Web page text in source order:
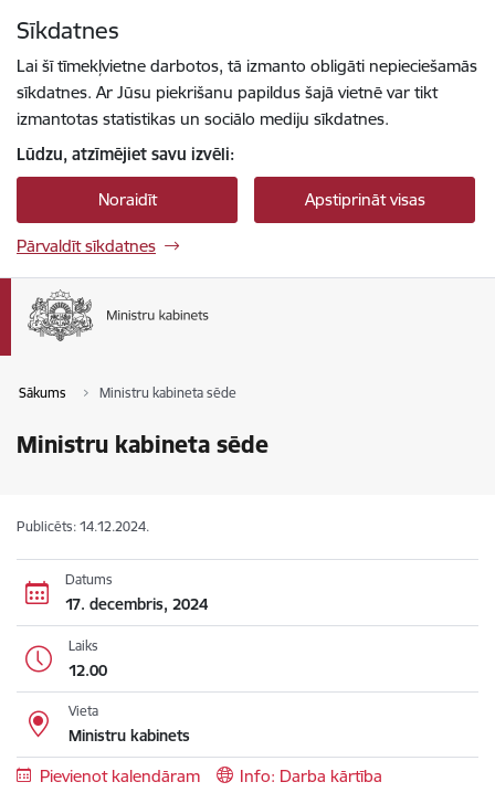
Sīkdatnes
Lai šī tīmekļvietne darbotos, tā izmanto obligāti nepieciešamās
sīkdatnes. Ar Jūsu piekrišanu papildus šajā vietnē var tikt
izmantotas statistikas un sociālo mediju sīkdatnes.
Lūdzu, atzīmējiet savu izvēli:
Noraidīt Apstiprināt visas
Pārvaldīt sīkdatnes
Sākums Ministru kabineta sēde
Ministru kabineta sēde
Publicēts: 14.12.2024.
Datums
17. decembris, 2024
Laiks
12.00
Vieta
Ministru kabinets
Pievienot kalendāram Info: Darba kārtība